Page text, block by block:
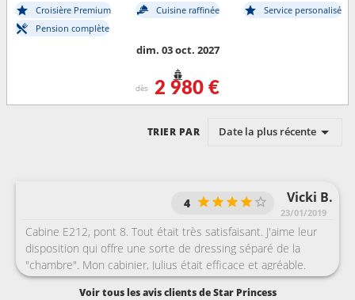
Croisière Premium Cuisine raffinée
Service personalisé
Pension complète
dim. 03 oct. 2027
dès 2 980 €
TRIER PAR Date la plus récente
Vicki B.
23/01/2019
4
Cabine E212, pont 8. Tout était très satisfaisant. J'aime leur
disposition qui offre une sorte de dressing séparé de la
"chambre". Mon cabinier, Julius était efficace et agréable.
Restauration, en dessous de ma croisière précédente sur le
Voir tous les avis clients de Star Princess